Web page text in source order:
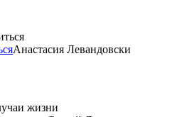
Анастасия Левандовски